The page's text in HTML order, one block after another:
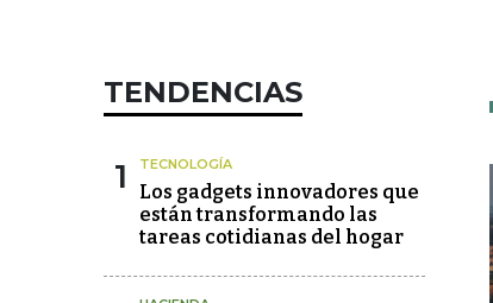
TENDENCIAS
1 TECNOLOGÍA
Los gadgets innovadores que
están transformando las
tareas cotidianas del hogar